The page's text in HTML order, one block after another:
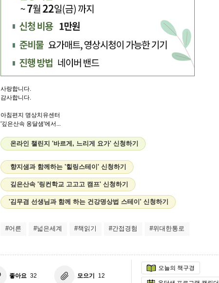
사랑합니다.
감사합니다.
아침편지 명상치유센터
'깊은산속 옹달샘'에서...
온라인 챌린지 '바르게, 느리게 요가' 신청하기
향지샘과 함께하는 '힐링스테이' 신청하기
깊은산속 '링컨학교 고고고 캠프' 신청하기
'김무겸 선생님과 함께 하는 건강명상법 스테이' 신청하기
#어른 #넓은세계 #책읽기 #간접경험 #위대한통로
좋아요 32 모으기 12
오늘의 책구경